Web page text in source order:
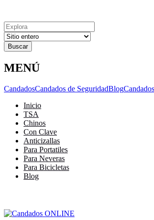
Resultados
para
MENÚ
CandadosCandados de SeguridadBlog
Inicio
TSA
Chinos
Con Clave
Anticizallas
Para Portatiles
Para Neveras
Para Bicicletas
Blog